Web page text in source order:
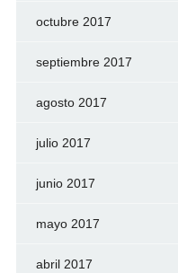
octubre 2017
septiembre 2017
agosto 2017
julio 2017
junio 2017
mayo 2017
abril 2017